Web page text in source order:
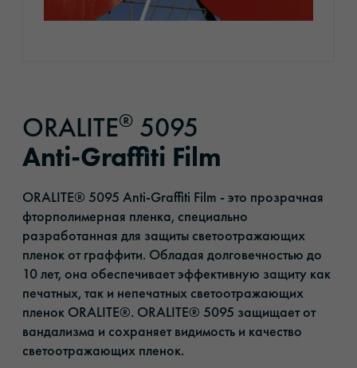
ORALITE® 5095
Anti-Graffiti Film
ORALITE® 5095 Anti-Graffiti Film - это прозрачная
фторполимерная пленка, специально
разработанная для защиты светоотражающих
пленок от граффити. Обладая долговечностью до
10 лет, она обеспечивает эффективную защиту как
печатных, так и непечатных светоотражающих
пленок ORALITE®. ORALITE® 5095 защищает от
вандализма и сохраняет видимость и качество
светоотражающих пленок.